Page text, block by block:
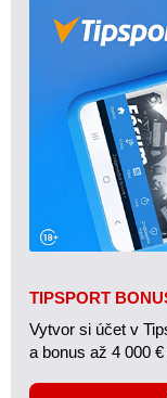
TIPSPORT
Vytvor si účet v
a bonus až 4 000